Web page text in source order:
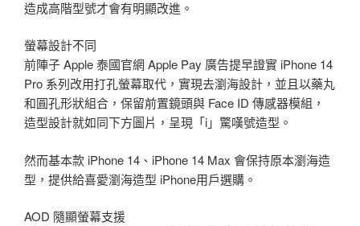
造成高階型號才會有明顯改進。
螢幕設計不同
前陣子 Apple 泰國官網 Apple Pay 廣告提早證實 iPhone 14
Pro 系列改用打孔螢幕取代，實現去瀏海設計，並且以藥丸
和圓孔形狀組合，保留前置鏡頭與 Face ID 傳感器模組，
造型設計就如同下方圖片，呈現「i」驚嘆號造型。
然而基本款 iPhone 14、iPhone 14 Max 會保持原本瀏海造
型，提供給喜愛瀏海造型 iPhone用戶選購。
AOD 隨顯螢幕支援